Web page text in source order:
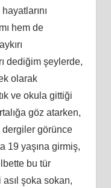
hem de
dediğim şeylerde,
olarak
ve okula gittiği
göz atarken,
görünce
19 yaşına girmiş,
bu tür
şoka sokan,